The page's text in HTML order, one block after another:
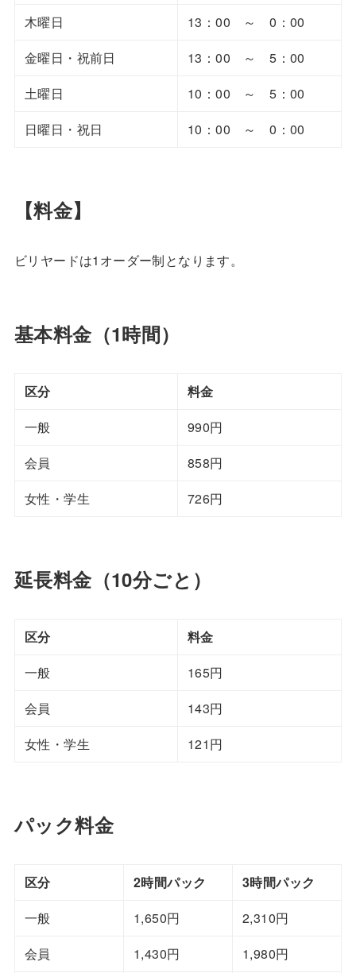
木曜日
13：00 ～ 0：00
金曜日・祝前日
13：00 ～ 5：00
土曜日
10：00 ～ 5：00
日曜日・祝日
10：00 ～ 0：00
【料金】
ビリヤードは1オーダー制となります。
基本料金（1時間）
区分
料金
一般
990円
会員
858円
女性・学生
726円
延長料金（10分ごと）
区分
料金
一般
165円
会員
143円
女性・学生
121円
パック料金
区分 2時間パック
3時間パック
一般
1,650円
2,310円
会員
1,430円 1,980円